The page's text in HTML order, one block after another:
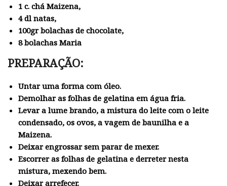
1 c. chá Maizena,
4 dl natas,
100gr bolachas de chocolate,
8 bolachas Maria
PREPARAÇÃO:
Untar uma forma com óleo.
Demolhar as folhas de gelatina em água fria.
Levar a lume brando, a mistura do leite com o leite
condensado, os ovos, a vagem de baunilha e a
Maizena.
Deixar engrossar sem parar de mexer.
Escorrer as folhas de gelatina e derreter nesta
mistura, mexendo bem.
Deixar arrefecer.